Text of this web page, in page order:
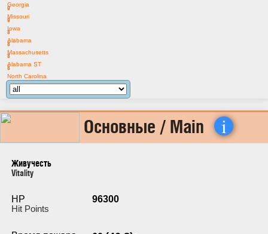
Georgia
9
Missouri
9
Iowa
8
Alabama
8
Massachusetts
8
Alabama ST
8
North Carolina
Основные / Main i
Живучесть
Vitality
HP
Hit Points
96300